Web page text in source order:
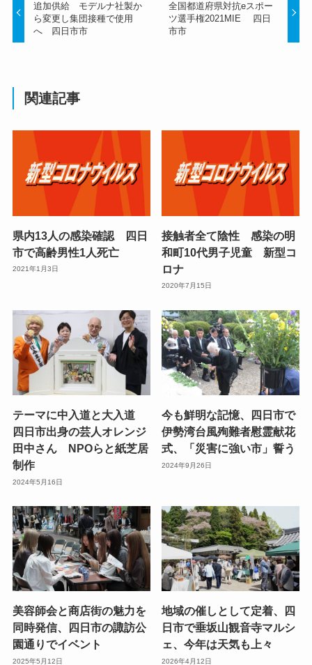
追加供給 モデルナ社製か
ら変更し集団接種で使用
へ 四日市市
全国都道府県対抗eスポー
ツ選手権2021MIE 四日
市市
関連記事
県内13人の感染確認 四日
市で高齢男性1人死亡
2021年1月3日
接触者全て陰性 感染の明
和町10代男子児童 新型コ
ロナ
2020年7月15日
テーマに中入道と大入道
四日市出身の芸人オレンジ
田中さん NPOらと紙芝居
制作
2024年5月16日
今も鮮明な記憶、四日市で
伊勢湾台風殉難者慰霊献花
式、「災害に強い市」誓う
2024年9月26日
美容師会と商店街の魅力を
同時発信、四日市の諏訪公
園通りでイベント
2025年5月12日
地域の催しとして定着、四
日市で垂坂山観音寺マルシ
ェ、今年は天気も上々
2026年4月12日